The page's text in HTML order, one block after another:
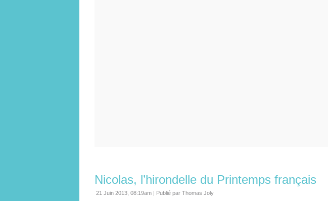
Nicolas, l’hirondelle du Printemps français
21 Juin 2013, 08:19am | Publié par Thomas Joly